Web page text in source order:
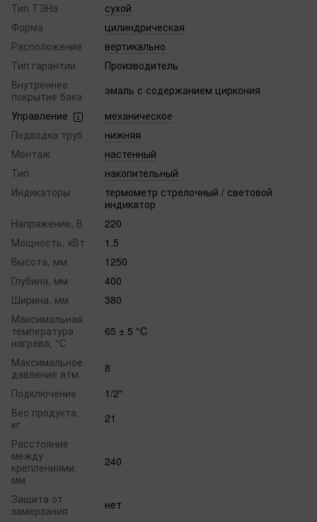
Тип ТЭНа
сухой
Форма
цилиндрическая
Расположение
вертикально
Тип гарантии
Производитель
Внутреннее
покрытие бака
эмаль с содержанием циркония
Управление
механическое
Подводка труб
нижняя
Монтаж
настенный
Тип
накопительный
Индикаторы
термометр стрелочный / световой
индикатор
Напряжение, В
220
Мощность, кВт
1.5
Высота, мм
1250
Глубина, мм
400
Ширина, мм
380
Максимальная
температура
нагрева, °С
65 ± 5 °C
Максимальное
давление атм.
8
Подключение
1/2"
Вес продукта,
кг
21
Расстояние
между
креплениями,
мм
240
Защита от
замерзания
нет